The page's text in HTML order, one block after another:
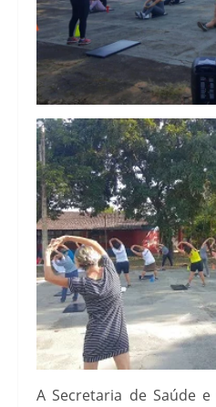
A Secretaria de Saúde